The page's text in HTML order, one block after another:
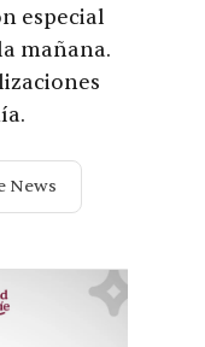
especial
mañana.
News